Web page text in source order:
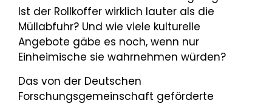
Ist der Rollkoffer wirklich lauter als die
Müllabfuhr? Und wie viele kulturelle
Angebote gäbe es noch, wenn nur
Einheimische sie wahrnehmen würden?
Das von der Deutschen
Forschungsgemeinschaft geförderte